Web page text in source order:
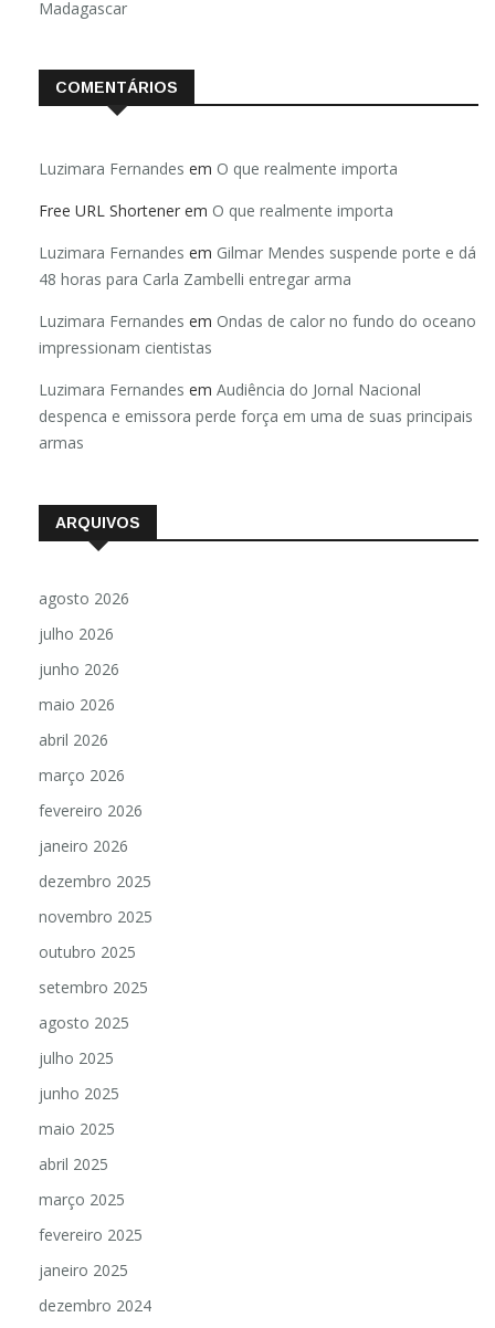
Madagascar
COMENTÁRIOS
Luzimara Fernandes em O que realmente importa
Free URL Shortener em O que realmente importa
Luzimara Fernandes em Gilmar Mendes suspende porte e dá
48 horas para Carla Zambelli entregar arma
Luzimara Fernandes em Ondas de calor no fundo do oceano
impressionam cientistas
Luzimara Fernandes em Audiência do Jornal Nacional
despenca e emissora perde força em uma de suas principais
armas
ARQUIVOS
agosto 2026
julho 2026
junho 2026
maio 2026
abril 2026
março 2026
fevereiro 2026
janeiro 2026
dezembro 2025
novembro 2025
outubro 2025
setembro 2025
agosto 2025
julho 2025
junho 2025
maio 2025
abril 2025
março 2025
fevereiro 2025
janeiro 2025
dezembro 2024